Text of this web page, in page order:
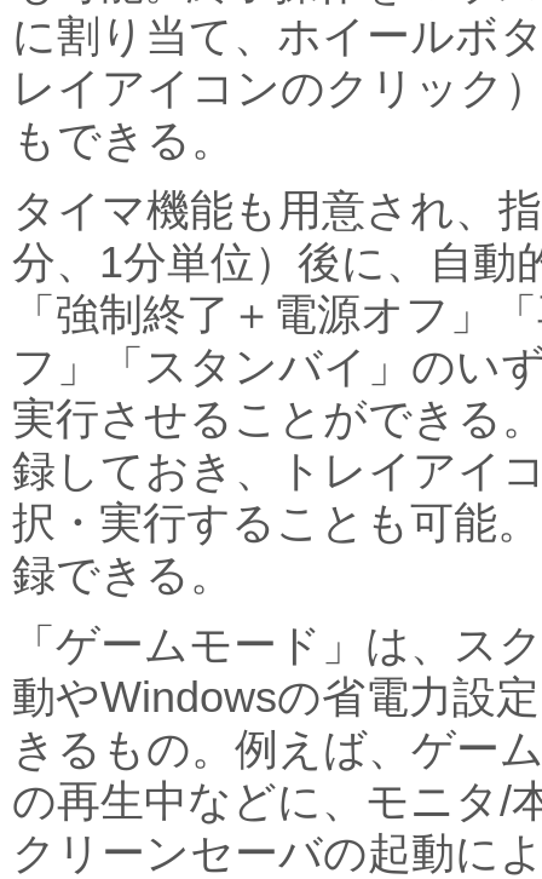
に割り当て、ホイールボ
レイアイコンのクリック
もできる。
タイマ機能も用意され、
分、1分単位）後に、自動
「強制終了＋電源オフ」
フ」「スタンバイ」のい
実行させることができる
録しておき、トレイアイ
択・実行することも可能
録できる。
「ゲームモード」は、ス
動やWindowsの省電力設
きるもの。例えば、ゲー
の再生中などに、モニタ/
クリーンセーバの起動に